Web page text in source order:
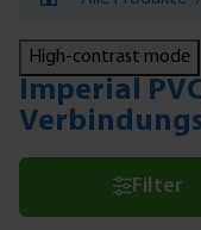
High-contrast mode
Imperial
Filter